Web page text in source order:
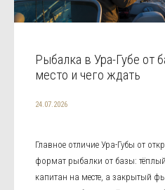
Рыбалка в Ура-Губе от
место и чего ждать
24.07.2026
Главное отличие Ура-Губы от
формат рыбалки от базы:
капитан на месте, а закрытый